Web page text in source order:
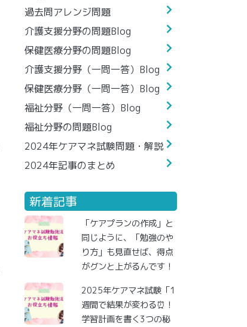
過去問アレンジ問題
介護支援分野の問題Blog
保健医療分野の問題Blog
介護支援分野（一問一答）Blog
保健医療分野（一問一答）Blog
福祉分野（一問一答）Blog
福祉分野の問題Blog
2024年ケアマネ試験問題・解説
2024年記事のまとめ
新着記事
「ケアプランの作成」と
同じように、「勉強のや
り方」も見直せば、得点
がグンと上がるんです！
2025年ケアマネ試験「1
週間で結果が変わる⏰！
学習計画を書く3つの秘